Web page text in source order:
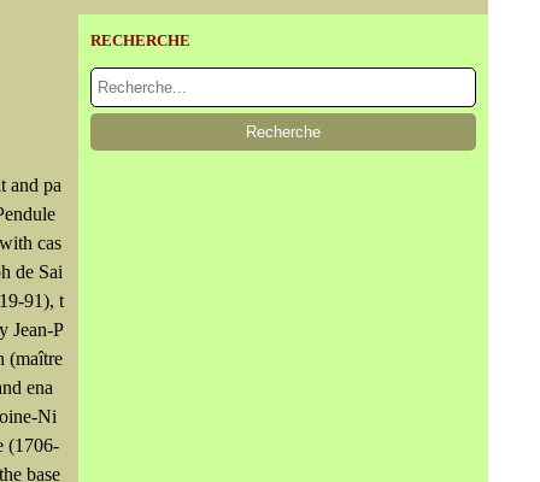
and pa
cas
de Sai
91), t
Jean-P
(maître
ena
Ni
(1706-
base
RECHERCHE